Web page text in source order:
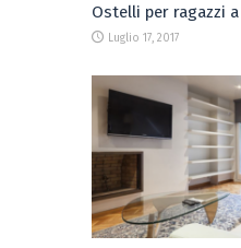
Ostelli per ragazzi
Luglio 17, 2017